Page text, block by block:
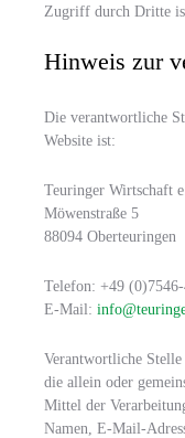
Zugriff durch Dritte
Hinweis zur
Die verantwortliche
Website ist:
Teuringer Wirtschaft
Möwenstraße 5
88094 Oberteuringen
Telefon: +49
E-Mail:
Verantwortliche Stelle
die allein oder
Mittel der
Namen, E-Mail-